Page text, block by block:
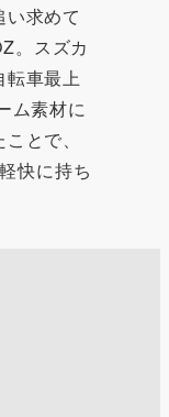
求めて
。スズカ
転車最上
ム素材に
とで、
快に持ち